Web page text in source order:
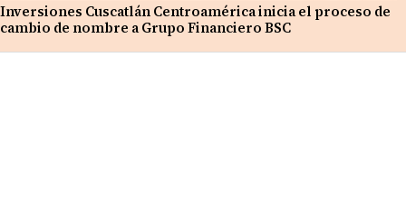
Inversiones Cuscatlán Centroamérica inicia el proceso de
cambio de nombre a Grupo Financiero BSC